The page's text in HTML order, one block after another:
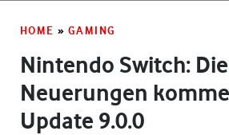
HOME » GAMING
Nintendo Switch:
Neuerungen
Update 9.0.0